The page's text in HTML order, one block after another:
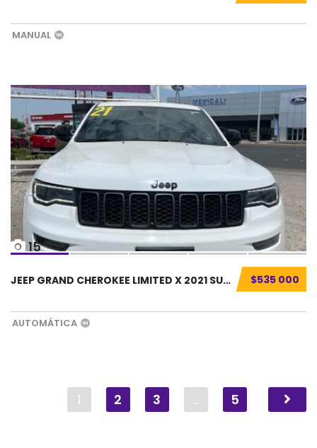
MANUAL
15
$535 000
JEEP GRAND CHEROKEE LIMITED X 2021 SUV SEMIN...
AUTOMÁTICA
1 2 3 … 5